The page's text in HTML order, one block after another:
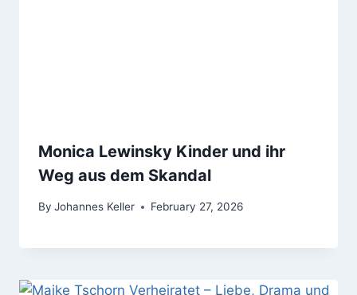
Monica Lewinsky Kinder und ihr
Weg aus dem Skandal
By Johannes Keller February 27, 2026